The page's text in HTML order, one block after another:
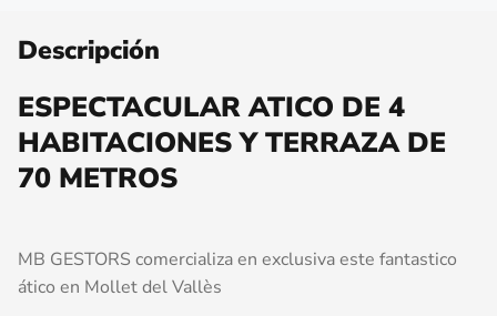
Descripción
ESPECTACULAR ATICO DE 4
HABITACIONES Y TERRAZA DE
70 METROS
MB GESTORS comercializa en exclusiva este fantastico
ático en Mollet del Vallès